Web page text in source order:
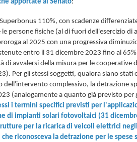
apportate al Senato:
110%, con scadenze
persone fisiche (al di fuori dell'esercizio di
al 2025 con una progressiva
entro il 31 dicembre 2023 fino al
di avvalersi della misura per le cooperative
Per gli stessi soggetti, qualora siano stati
complessivo, la detrazione
(analogamente a quanto già previsto per
i termini specifici previsti per
di impianti solari fotovoltaici (31
per la ricarica di veicoli elettrici
riconosceva la detrazione per le spese